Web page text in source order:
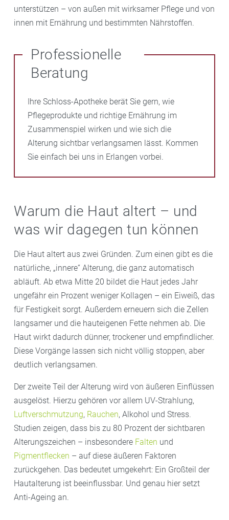
unterstützen – von außen mit wirksamer Pflege und von
innen mit Ernährung und bestimmten Nährstoffen.
Professionelle
Beratung
Ihre Schloss-Apotheke berät Sie gern, wie
Pflegeprodukte und richtige Ernährung im
Zusammenspiel wirken und wie sich die
Alterung sichtbar verlangsamen lässt. Kommen
Sie einfach bei uns in Erlangen vorbei.
Warum die Haut altert – und
was wir dagegen tun können
Die Haut altert aus zwei Gründen. Zum einen gibt es die
natürliche, „innere“ Alterung, die ganz automatisch
abläuft. Ab etwa Mitte 20 bildet die Haut jedes Jahr
ungefähr ein Prozent weniger Kollagen – ein Eiweiß, das
für Festigkeit sorgt. Außerdem erneuern sich die Zellen
langsamer und die hauteigenen Fette nehmen ab. Die
Haut wirkt dadurch dünner, trockener und empfindlicher.
Diese Vorgänge lassen sich nicht völlig stoppen, aber
deutlich verlangsamen.
Der zweite Teil der Alterung wird von äußeren Einflüssen
ausgelöst. Hierzu gehören vor allem UV-Strahlung,
Luftverschmutzung, Rauchen, Alkohol und Stress.
Studien zeigen, dass bis zu 80 Prozent der sichtbaren
Alterungszeichen – insbesondere Falten und
Pigmentflecken – auf diese äußeren Faktoren
zurückgehen. Das bedeutet umgekehrt: Ein Großteil der
Hautalterung ist beeinflussbar. Und genau hier setzt
Anti-Ageing an.